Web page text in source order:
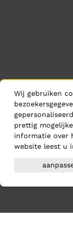
Wij gebruiken
prettig
informatie over
website leest u